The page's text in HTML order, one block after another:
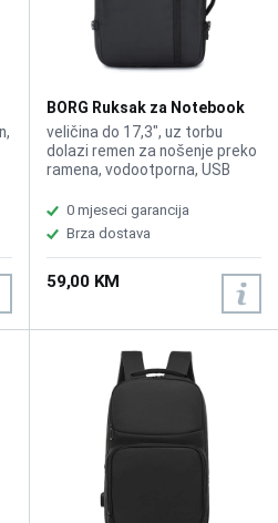
BORG Ruksak za Notebook
S220 Siva
veličina do 17,3", uz torbu
dolazi remen za nošenje preko
ramena, vodootporna, USB
0 mjeseci garancija
Brza dostava
59,00 KM